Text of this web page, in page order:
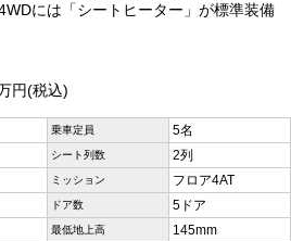
には「シートヒーター」が標準装備
円(税込)
乗車定員 5名
シート列数 2列
ミッション フロア4AT
ドア数 5ドア
最低地上高 145mm